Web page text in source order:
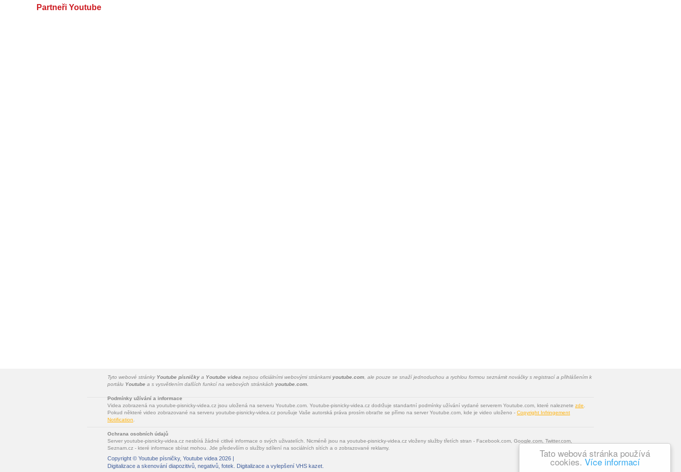
Tato webová stránka používá
cookies. Více informací
Partneři Youtube
Tyto webové stránky Youtube písničky a Youtube videa nejsou oficiálními webovými stránkamiyoutube.com , ale pouze se snaží jednoduchou a rychlou formou seznámit nováčky s registrací a přihlášením k
portálu Youtube a s vysvětlením dalších funkcí na webových stránkách youtube.com.
Podmínky užívání a informace
Videa zobrazená na youtube-pisnicky-videa.cz jsou uložená na serveru Youtube.com. Youtube-pisnicky-videa.cz dodržuje standartní podmínky užívání vydané serverem Youtube.com, které naleznete zde
Pokud některé video zobrazované na serveru youtube-pisnicky-videa.cz porušuje Vaše autorská práva prosím obraťte se přímo na server Youtube.com, kde je video uloženo - Copyright Infringement
Notification
Ochrana osobních údajů
Server youtube-pisnicky-videa.cz nesbírá žádné citlivé informace o svých uživatelích. Nicméně jsou na youtube-pisnicky-videa.cz vloženy služby třetích stran - Facebook.com, Google.com, Twitter.com,
Seznam.cz - které informace sbírat mohou. Jde především o služby sdílení na sociálních sítích a o zobrazované reklamy.
Copyright © Youtube písničky, Youtube videa 2026 |
Digitalizace a skenování diapozitivů, negativů, fotek . Digitalizace a vylepšení VHS kazet.